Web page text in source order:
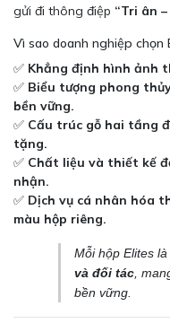
gửi đi thông điệp “Tri ân
Vì sao doanh nghiệp chọn
✅ Khẳng định hình ảnh
✅ Biểu tượng phong
bền vững.
✅ Cấu trúc gỗ hai tầng
tặng.
✅ Chất liệu và thiết kế
nhận.
✅ Dịch vụ cá nhân hóa
màu hộp riêng.
Mỗi hộp Elites là
và đối tác ,
bền vững.